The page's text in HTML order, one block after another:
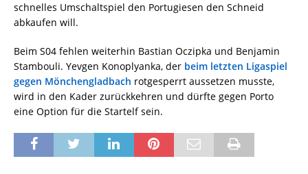
schnelles Umschaltspiel den Portugiesen den Schneid
abkaufen will.
Beim S04 fehlen weiterhin Bastian Oczipka und Benjamin
Stambouli. Yevgen Konoplyanka, der beim letzten Ligaspiel
gegen Mönchengladbach rotgesperrt aussetzen musste,
wird in den Kader zurückkehren und dürfte gegen Porto
eine Option für die Startelf sein.